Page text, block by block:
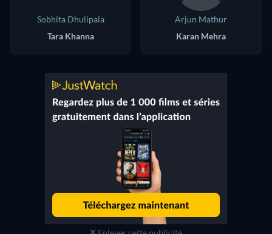
Sobhita Dhulipala
Tara Khanna
Arjun Mathur
Karan Mehra